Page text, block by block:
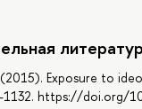
(2015). Exposure to
https://doi.org/